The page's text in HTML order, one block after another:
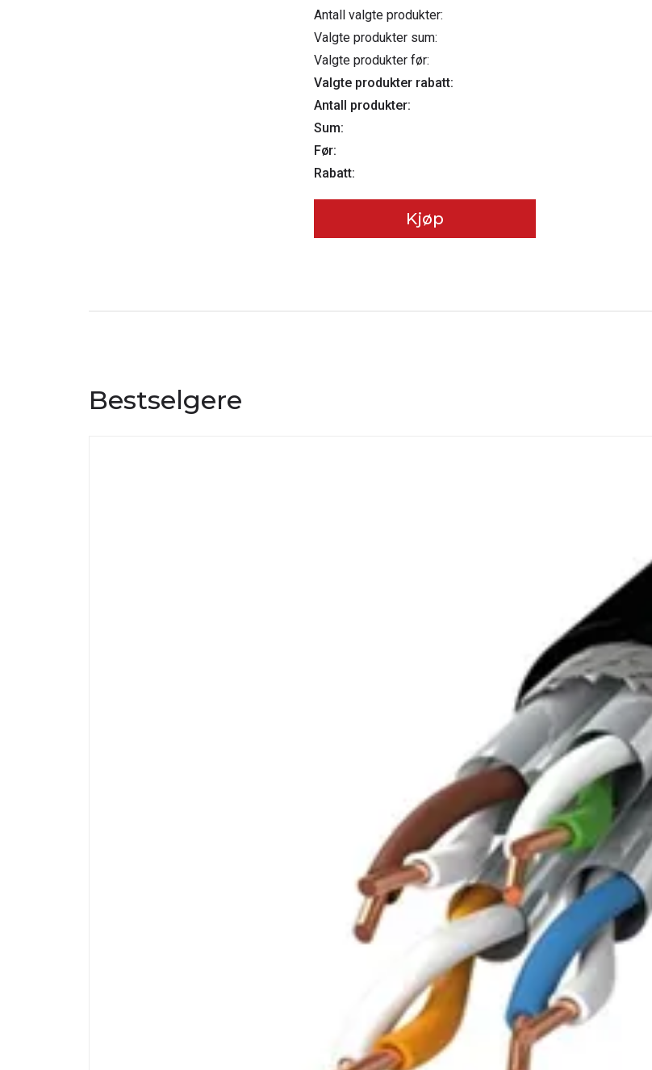
Antall valgte produkter:
Valgte produkter sum:
Valgte produkter før:
Valgte produkter rabatt:
Antall produkter:
Sum:
Før:
Rabatt:
Kjøp
Bestselgere